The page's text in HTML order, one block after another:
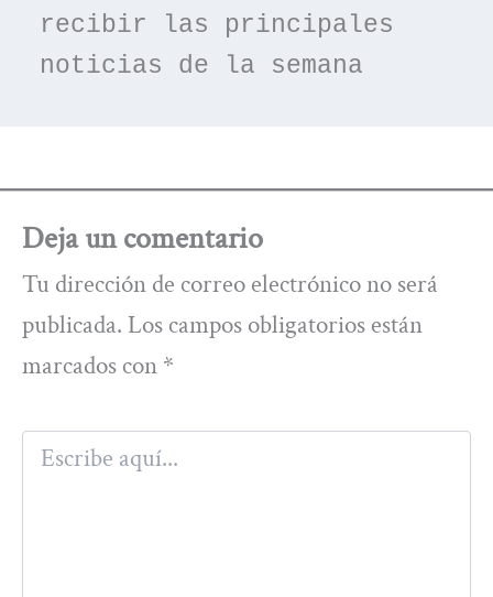
recibir las principales
noticias de la semana
Deja un comentario
Tu dirección de correo electrónico no será
publicada. Los campos obligatorios están
marcados con *
aquí...